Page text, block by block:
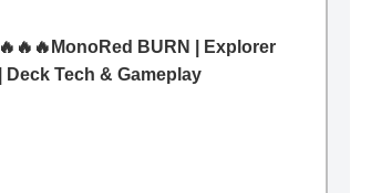
🔥🔥🔥MonoRed BURN | Explorer
| Deck Tech & Gameplay